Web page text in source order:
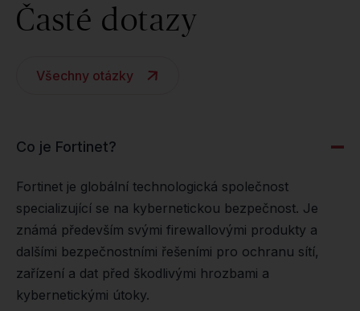
Časté dotazy
Všechny otázky
Co je Fortinet?
Fortinet je globální technologická společnost
specializující se na kybernetickou bezpečnost. Je
známá především svými firewallovými produkty a
dalšími bezpečnostními řešeními pro ochranu sítí,
zařízení a dat před škodlivými hrozbami a
kybernetickými útoky.